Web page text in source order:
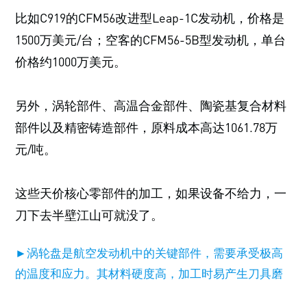
比如C919的CFM56改进型Leap-1C发动机，价格是
1500万美元/台；空客的CFM56-5B型发动机，单台
价格约1000万美元。
另外，涡轮部件、高温合金部件、陶瓷基复合材料
部件以及精密铸造部件，原料成本高达1061.78万
元/吨。
这些天价核心零部件的加工，如果设备不给力，一
刀下去半壁江山可就没了。
►涡轮盘是航空发动机中的关键部件，需要承受极高
的温度和应力。其材料硬度高，加工时易产生刀具磨